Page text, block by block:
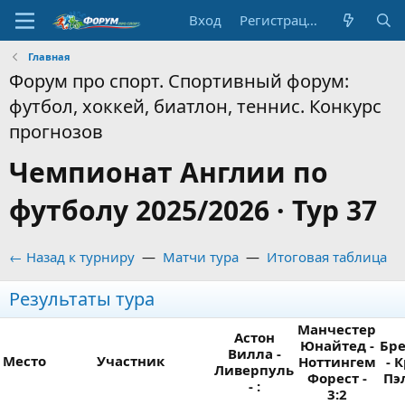
Вход Регистрация
Главная
Форум про спорт. Спортивный форум:
футбол, хоккей, биатлон, теннис. Конкурс
прогнозов
Чемпионат Англии по
футболу 2025/2026 · Тур 37
← Назад к турниру — Матчи тура — Итоговая таблица
Результаты тура
Место Участник
Астон
Вилла -
Ливерпуль
- :
Манчестер
Юнайтед -
Ноттингем
Форест -
3:2
-